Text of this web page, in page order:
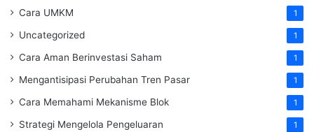
Cara UMKM 1
Uncategorized 1
Cara Aman Berinvestasi Saham 1
Mengantisipasi Perubahan Tren Pasar 1
Cara Memahami Mekanisme Blok 1
Strategi Mengelola Pengeluaran 1